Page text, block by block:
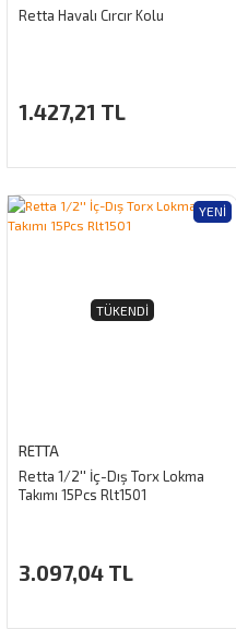
Retta Havalı Cırcır Kolu
1.427,21 TL
YENI
TÜKENDI
RETTA
Retta 1/2'' İç-Dış Torx Lokma
Takımı 15Pcs Rlt1501
3.097,04 TL